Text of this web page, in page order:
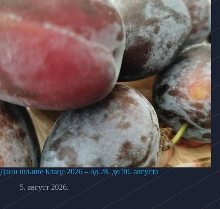
Дани шљиве Блаце 2026 – од 28. до 30. августа
5. август 2026.